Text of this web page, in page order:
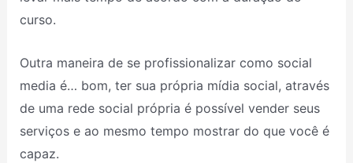
curso.
Outra maneira de se profissionalizar como social
media é… bom, ter sua própria mídia social, através
de uma rede social própria é possível vender seus
serviços e ao mesmo tempo mostrar do que você é
capaz.